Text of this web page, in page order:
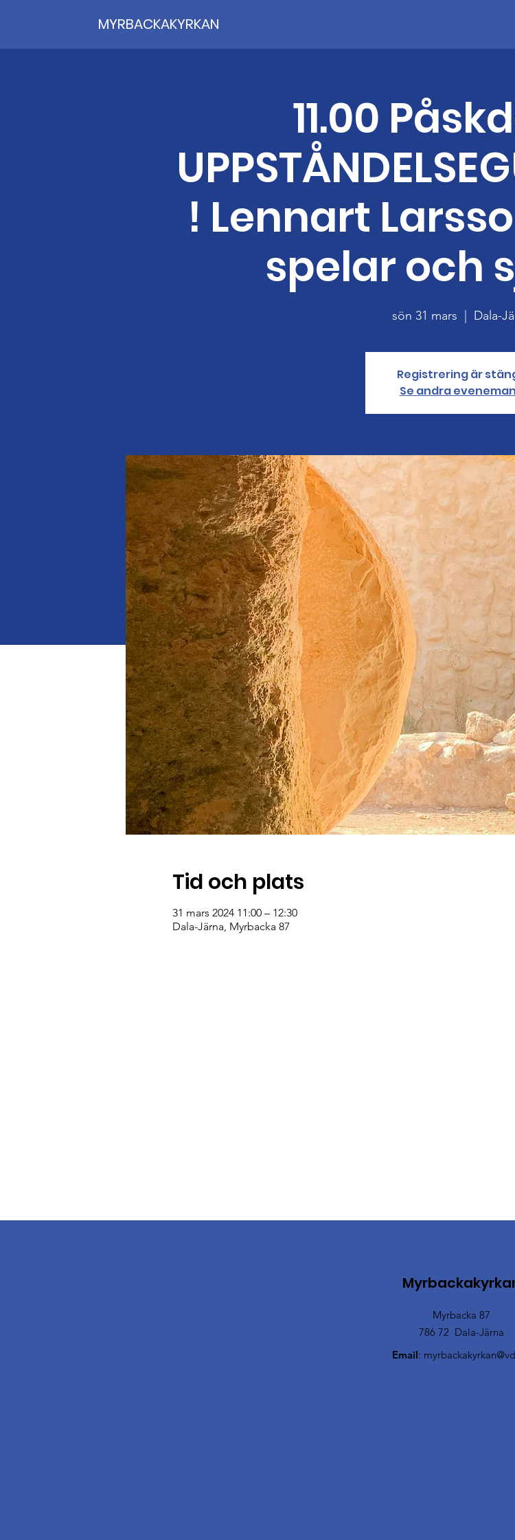
MYRBACKAKYRKAN
11.00
! Lennart
spelar och
sön 31 mars Dala-
Registrering är
Se andra
Tid och plats
31 mars 2024 11:00 – 12:30
Dala-Järna, Myrbacka 87
Email:
Myrbacka 87
786 72 Dala-Järna